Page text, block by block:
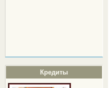
Кредиты